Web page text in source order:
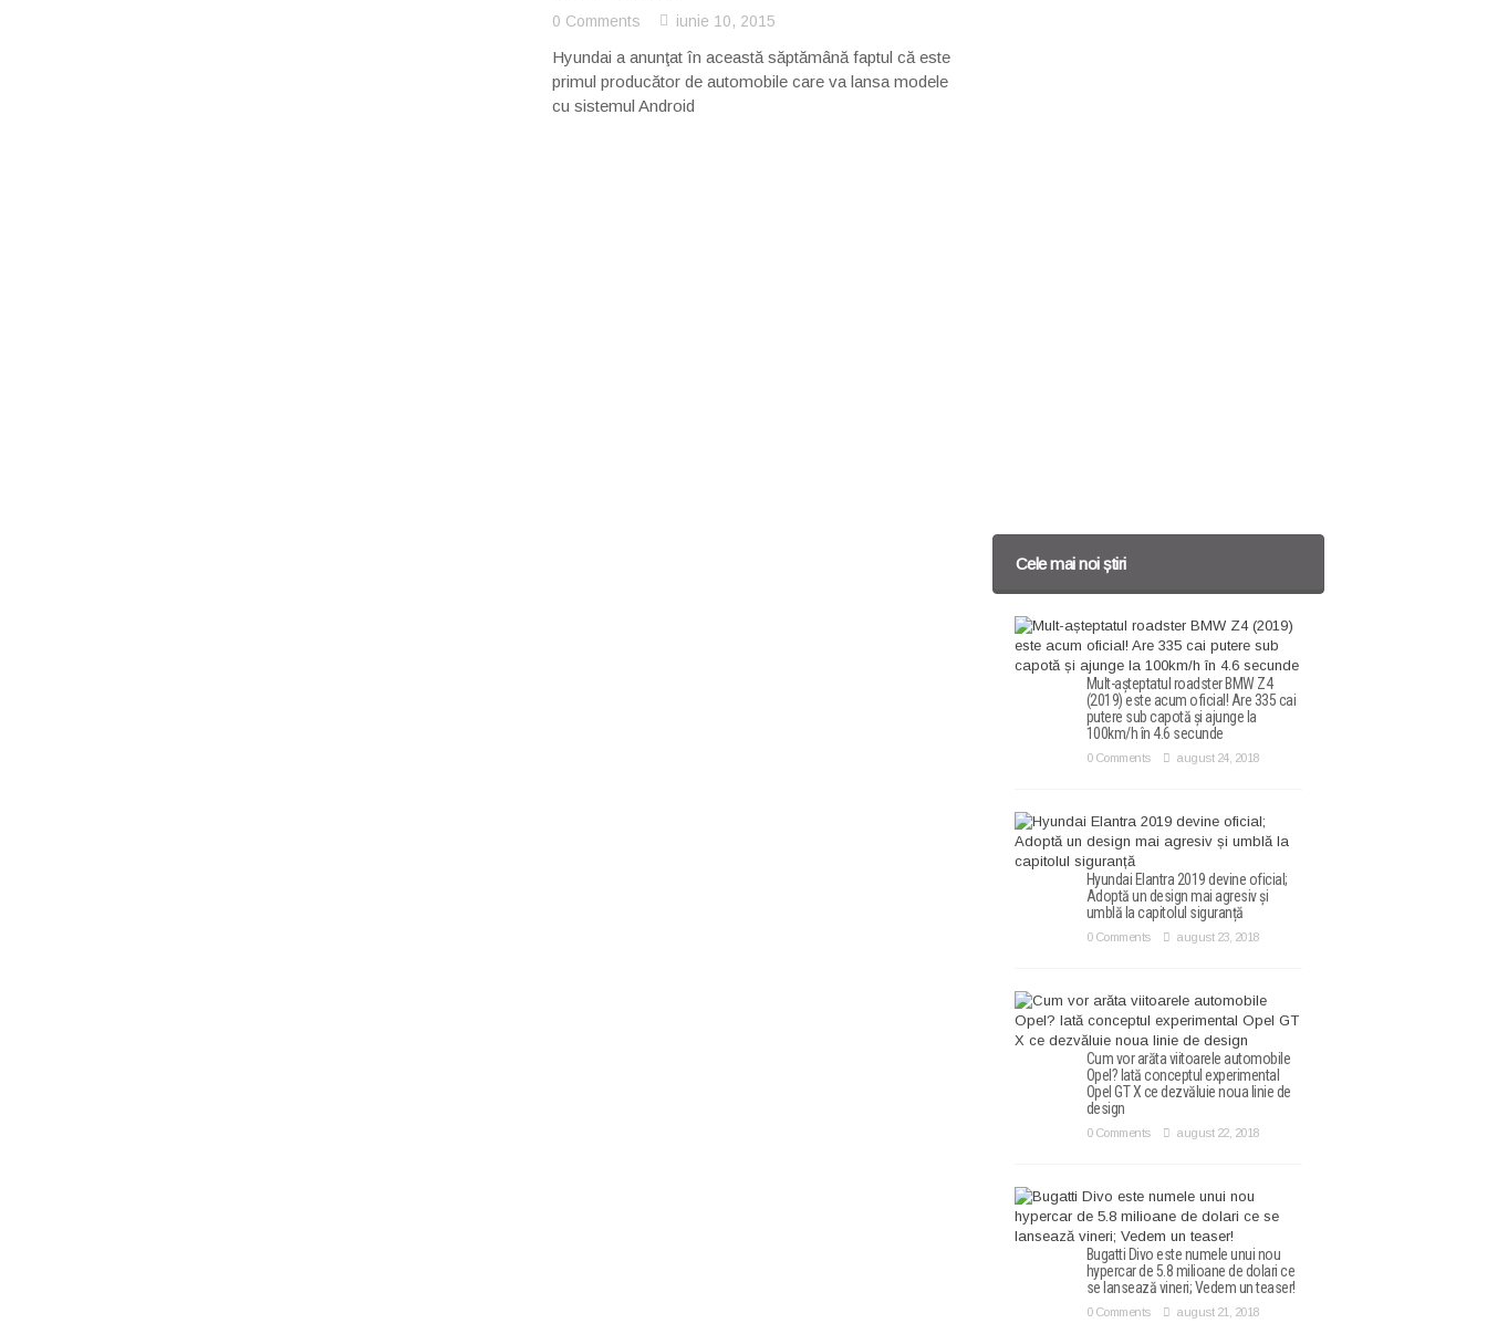
0 Comments iunie 10, 2015
Hyundai a anunţat în această săptămână faptul că este
primul producător de automobile care va lansa modele
cu sistemul Android
Cele mai noi știri
Mult-așteptatul roadster BMW Z4
(2019) este acum oficial! Are 335 cai
putere sub capotă și ajunge la
100km/h în 4.6 secunde
0 Comments august 24, 2018
Hyundai Elantra 2019 devine oficial;
Adoptă un design mai agresiv și
umblă la capitolul siguranță
0 Comments august 23, 2018
Cum vor arăta viitoarele automobile
Opel? Iată conceptul experimental
Opel GT X ce dezvăluie noua linie de
design
0 Comments august 22, 2018
Bugatti Divo este numele unui nou
hypercar de 5.8 milioane de dolari ce
se lansează vineri; Vedem un teaser!
0 Comments august 21, 2018